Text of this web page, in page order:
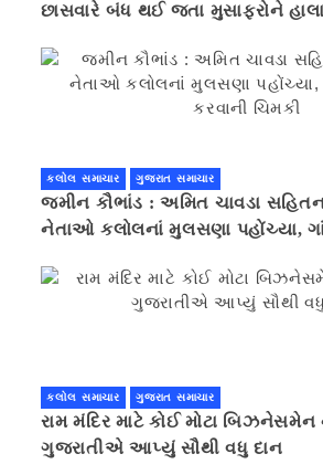
છાસવારે બંધ થઈ જતા મુસાફરોને
કલોલ સમાચાર ગુજરાત સમાચાર
જમીન કૌભાંડ : અમિત ચાવડા
નેતાઓ કલોલનાં મુલસણા પહોંચ્યા,
કલોલ સમાચાર ગુજરાત સમાચાર
રામ મંદિર માટે કોઈ મોટા
ગુજરાતીએ આપ્યું સૌથી વધુ દાન